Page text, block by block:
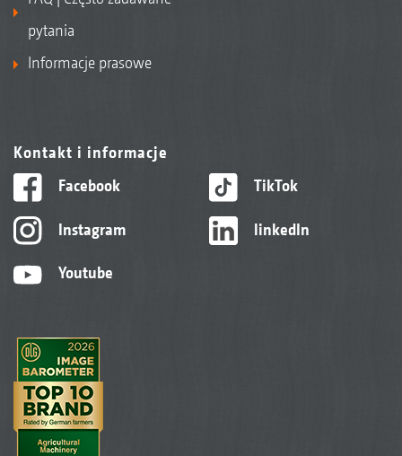
pytania
Informacje prasowe
Kontakt i informacje
Facebook
Instagram
Youtube
TikTok
linkedIn